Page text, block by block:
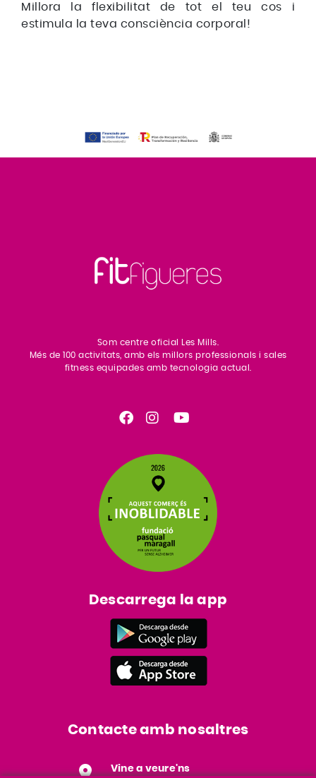
Millora la flexibilitat de tot el teu cos i
estimula la teva consciència corporal!
Som centre oficial Les Mills.
Més de 100 activitats, amb els millors professionals i sales
fitness equipades amb tecnologia actual.
Descarrega la app
Contacte amb nosaltres
Vine a veure'ns